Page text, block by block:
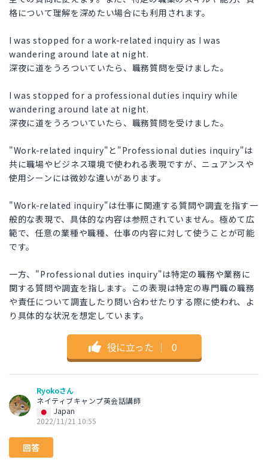
格について理解を深めたい場合にも利用されます。
I was stopped for a work-related inquiry as I was
wandering around late at night.
深夜に道をうろついていたら、職務質問を受けました。
I was stopped for a professional duties inquiry while
wandering around late at night.
深夜に道をうろついていたら、職務質問を受けました。
"Work-related inquiry"と"Professional duties inquiry"は
共に職場やビジネス環境で使われる表現ですが、ニュアンスや
使用シーンには微妙な違いがあります。
"Work-related inquiry"は仕事に関連する質問や調査を指す一
般的な表現で、具体的な内容は参照されていません。極めて広
範で、任意の業種や職種、仕事の内容に対して使うことが可能
です。
一方、"Professional duties inquiry"は特定の職務や業務に
関する質問や調査を指します。この表現は特定の専門職の職務
や責任について調査したり問い合わせたりする際に使われ、よ
り具体的な状況を想定しています。
役に立った ｜ 0
Ryokoさん
ネイティブキャンプ英会話講師
Japan
2022/11/21 10:55
回答